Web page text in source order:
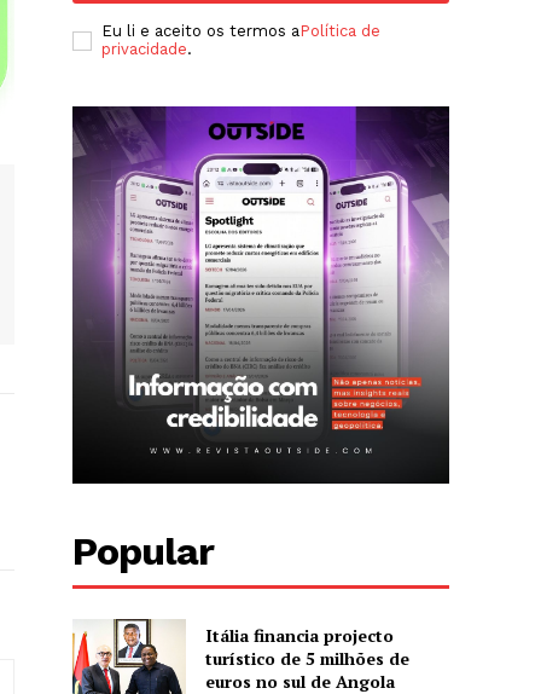
Eu li e aceito os termos aPolítica de
privacidade.
Popular
Itália financia projecto
turístico de 5 milhões de
euros no sul de Angola